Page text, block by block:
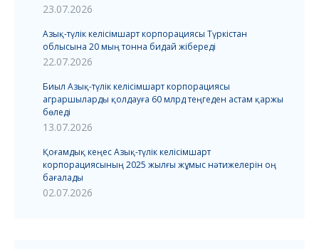
23.07.2026
Азық-түлік келісімшарт корпорациясы Түркістан
облысына 20 мың тонна бидай жібереді
22.07.2026
Биыл Азық-түлік келісімшарт корпорациясы
аграршыларды қолдауға 60 млрд теңгеден астам қаржы
бөледі
13.07.2026
Қоғамдық кеңес Азық-түлік келісімшарт
корпорациясының 2025 жылғы жұмыс нәтижелерін оң
бағалады
02.07.2026